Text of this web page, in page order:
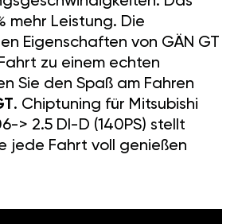
mehr Leistung. Die
Eigenschaften von GÄN GT
zu einem echten
Sie den Spaß am Fahren
. Chiptuning für Mitsubishi
> 2.5 DI-D (140PS) stellt
jede Fahrt voll genießen